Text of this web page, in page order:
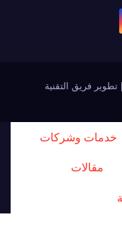
خدمات وشركات
مقالات